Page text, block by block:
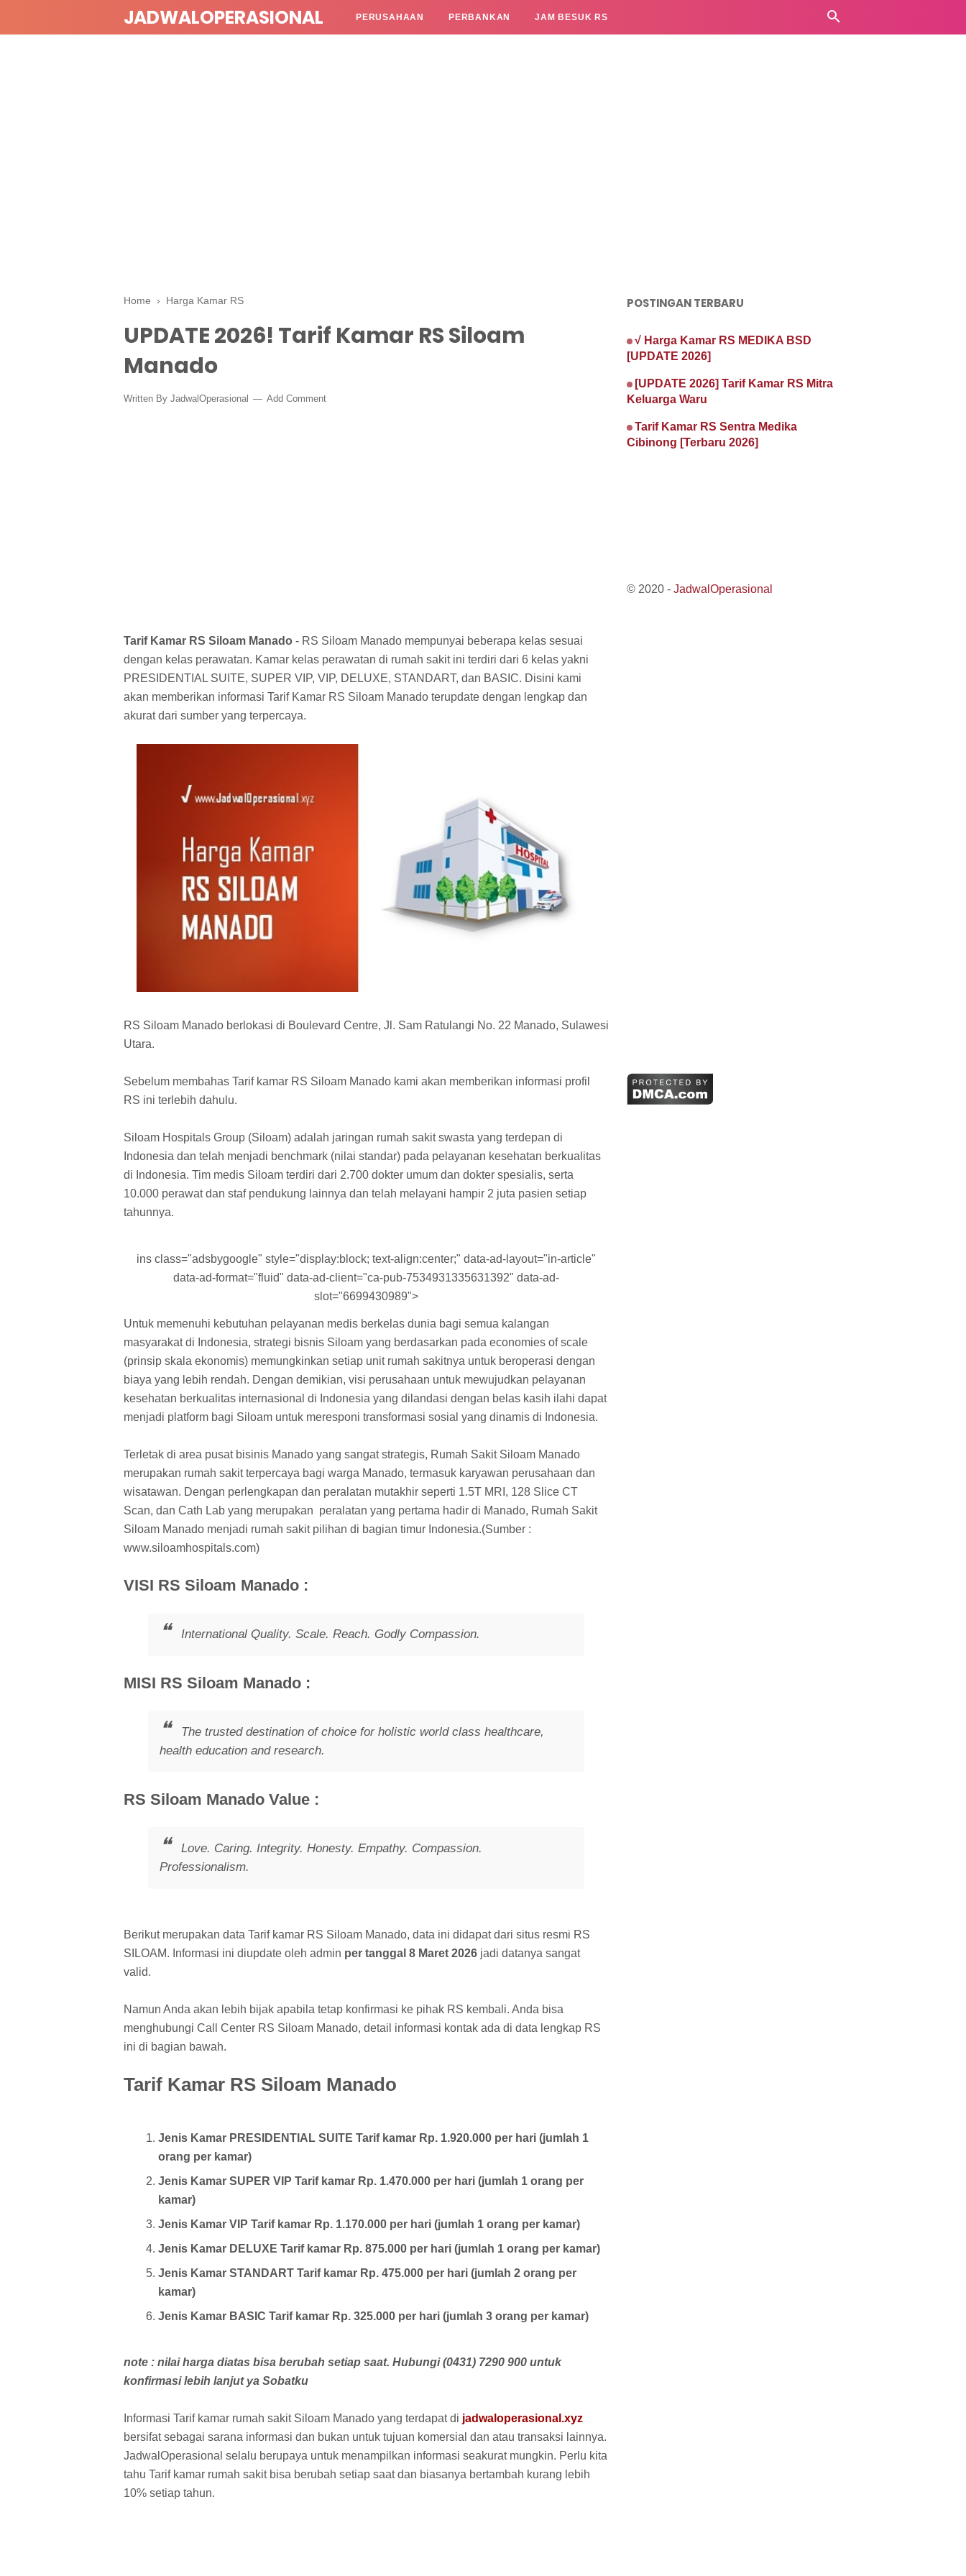
JADWALOPERASIONAL PERUSAHAAN PERBANKAN JAM BESUK RS
Home › Harga Kamar RS
UPDATE 2026! Tarif Kamar RS Siloam
Manado
Written By JadwalOperasional Add Comment
Tarif Kamar RS Siloam Manado - RS Siloam Manado mempunyai beberapa kelas sesuai
dengan kelas perawatan. Kamar kelas perawatan di rumah sakit ini terdiri dari 6 kelas yakni
PRESIDENTIAL SUITE, SUPER VIP, VIP, DELUXE, STANDART, dan BASIC. Disini kami
akan memberikan informasi Tarif Kamar RS Siloam Manado terupdate dengan lengkap dan
akurat dari sumber yang terpercaya.
RS Siloam Manado berlokasi di Boulevard Centre, Jl. Sam Ratulangi No. 22 Manado, Sulawesi
Utara.
Sebelum membahas Tarif kamar RS Siloam Manado kami akan memberikan informasi profil
RS ini terlebih dahulu.
Siloam Hospitals Group (Siloam) adalah jaringan rumah sakit swasta yang terdepan di
Indonesia dan telah menjadi benchmark (nilai standar) pada pelayanan kesehatan berkualitas
di Indonesia. Tim medis Siloam terdiri dari 2.700 dokter umum dan dokter spesialis, serta
10.000 perawat dan staf pendukung lainnya dan telah melayani hampir 2 juta pasien setiap
tahunnya.
ins class="adsbygoogle" style="display:block; text-align:center;" data-ad-layout="in-article"
data-ad-format="fluid" data-ad-client="ca-pub-7534931335631392" data-ad-
slot="6699430989">
Untuk memenuhi kebutuhan pelayanan medis berkelas dunia bagi semua kalangan
masyarakat di Indonesia, strategi bisnis Siloam yang berdasarkan pada economies of scale
(prinsip skala ekonomis) memungkinkan setiap unit rumah sakitnya untuk beroperasi dengan
biaya yang lebih rendah. Dengan demikian, visi perusahaan untuk mewujudkan pelayanan
kesehatan berkualitas internasional di Indonesia yang dilandasi dengan belas kasih ilahi dapat
menjadi platform bagi Siloam untuk meresponi transformasi sosial yang dinamis di Indonesia.
Terletak di area pusat bisinis Manado yang sangat strategis, Rumah Sakit Siloam Manado
merupakan rumah sakit terpercaya bagi warga Manado, termasuk karyawan perusahaan dan
wisatawan. Dengan perlengkapan dan peralatan mutakhir seperti 1.5T MRI, 128 Slice CT
Scan, dan Cath Lab yang merupakan peralatan yang pertama hadir di Manado, Rumah Sakit
Siloam Manado menjadi rumah sakit pilihan di bagian timur Indonesia.(Sumber :
www.siloamhospitals.com)
VISI RS Siloam Manado :
International Quality. Scale. Reach. Godly Compassion.
MISI RS Siloam Manado :
The trusted destination of choice for holistic world class healthcare,
health education and research.
RS Siloam Manado Value :
Love. Caring. Integrity. Honesty. Empathy. Compassion.
Professionalism.
Berikut merupakan data Tarif kamar RS Siloam Manado, data ini didapat dari situs resmi RS
SILOAM. Informasi ini diupdate oleh admin per tanggal 8 Maret 2026 jadi datanya sangat
valid.
Namun Anda akan lebih bijak apabila tetap konfirmasi ke pihak RS kembali. Anda bisa
menghubungi Call Center RS Siloam Manado, detail informasi kontak ada di data lengkap RS
ini di bagian bawah.
Tarif Kamar RS Siloam Manado
Jenis Kamar PRESIDENTIAL SUITE Tarif kamar Rp. 1.920.000 per hari (jumlah 1
orang per kamar)
Jenis Kamar SUPER VIP Tarif kamar Rp. 1.470.000 per hari (jumlah 1 orang per
kamar)
Jenis Kamar VIP Tarif kamar Rp. 1.170.000 per hari (jumlah 1 orang per kamar)
Jenis Kamar DELUXE Tarif kamar Rp. 875.000 per hari (jumlah 1 orang per kamar)
Jenis Kamar STANDART Tarif kamar Rp. 475.000 per hari (jumlah 2 orang per
kamar)
Jenis Kamar BASIC Tarif kamar Rp. 325.000 per hari (jumlah 3 orang per kamar)
note : nilai harga diatas bisa berubah setiap saat. Hubungi (0431) 7290 900 untuk
konfirmasi lebih lanjut ya Sobatku
Informasi Tarif kamar rumah sakit Siloam Manado yang terdapat di jadwaloperasional.xyz
bersifat sebagai sarana informasi dan bukan untuk tujuan komersial dan atau transaksi lainnya.
JadwalOperasional selalu berupaya untuk menampilkan informasi seakurat mungkin. Perlu kita
tahu Tarif kamar rumah sakit bisa berubah setiap saat dan biasanya bertambah kurang lebih
10% setiap tahun.
POSTINGAN TERBARU
√ Harga Kamar RS MEDIKA BSD
[UPDATE 2026]
[UPDATE 2026] Tarif Kamar RS Mitra
Keluarga Waru
Tarif Kamar RS Sentra Medika
Cibinong [Terbaru 2026]
© 2020 - JadwalOperasional